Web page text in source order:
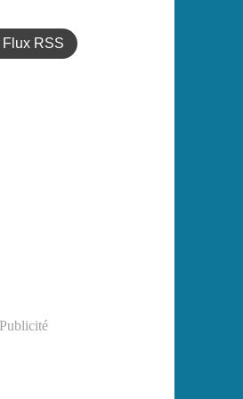
Flux RSS